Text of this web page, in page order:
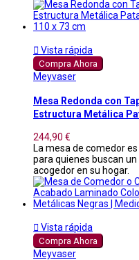
 Vista rápida
Compra Ahora
Meyvaser
Mesa Redonda con
Estructura Metálica
244,90 €
La mesa de comedor
para quienes buscan
acogedor en su hogar.
 Vista rápida
Compra Ahora
Meyvaser